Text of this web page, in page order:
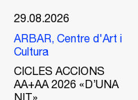
29.08.2026
ARBAR, Centre d'Art i
Cultura
CICLES ACCIONS
AA+AA 2026 «D’UNA
NIT»